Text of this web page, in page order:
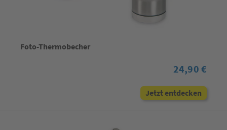
Foto-Thermobecher
24,90 €
Jetzt entdecken